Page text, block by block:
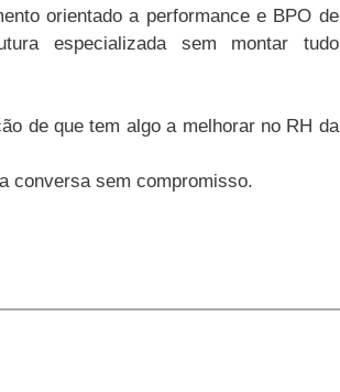
orientado a performance e BPO de
especializada sem montar tudo
de que tem algo a melhorar no RH da
conversa sem compromisso.